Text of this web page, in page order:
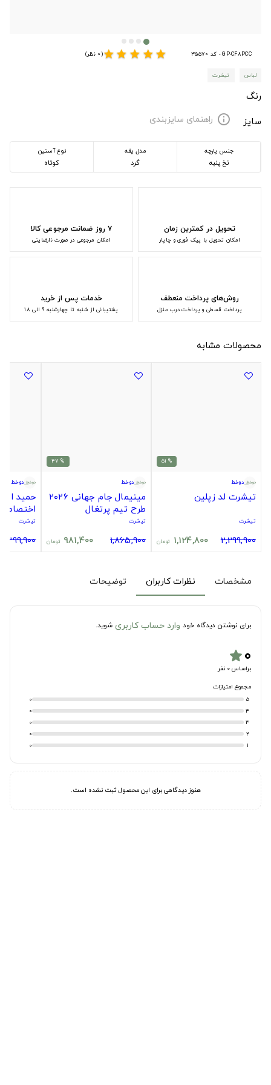
GP-CF8PCC - کد 35570 star
star
star
star
star(0 نظر)
لباس تیشرت
رنگ
سایز
info راهنمای سایزبندی
جنس پارچه
نخ پنبه
مدل یقه
گرد
نوع آستین
کوتاه
تحویل در کمترین زمان
امکان تحویل با پیک فوری و چاپار
۷ روز ضمانت مرجوعی کالا
امکان مرجوعی در صورت نارضایتی
روش‌های پرداخت منعطف
پرداخت قسطی و پرداخت درب منزل
خدمات پس از خرید
پشتیبانی از شنبه تا چهارشنبه 9 الی 18
محصولات مشابه
% 51
دوخط
تیشرت لد زپلین
تیشرت
2,299,900
1,124,800 تومان
% 47
دوخط
مینیمال جام جهانی ۲۰۲۶
طرح تیم پرتغال
تیشرت
1,865,900
981,400 تومان
دوخط
حمید
تیشرت
2,299,900
مشخصات نظرات کاربران توضیحات
برای نوشتن دیدگاه خود وارد حساب کاربری شوید.
۰star
براساس 0 نفر
مجموع امتیازات
5
0
4
0
3
0
2
0
1
0
هنوز دیدگاهی برای این محصول ثبت نشده است.